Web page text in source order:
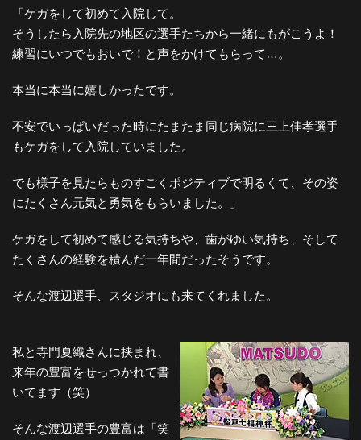
「ケガをして初めて入院して。
そうしたら入院先の地区の選手たちから一緒にもがこうよ！
練習にいつでもおいで！と声をかけてもらって…。
本当に本当に嬉しかったです。
不安でいっぱいだった時にたまたま同じ病院に三上佳孝選手
もケガをして入院していました。
でも様子を見たらものすごくポジティブで明るくて、その姿
にたくさん元気と勇気をもらいました。」
ケガをして初めて感じる気持ちや、歯がゆい気持ち、そして
たくさんの経験を積んだ一年間だったそうです。
そんな渡辺選手、スタジオにも来てくれました。
私と寺門夏織さんに挟まれ、
来年の豊富をせっつかれて書
いてます（笑）
そんな渡辺選手の豊富は「笑